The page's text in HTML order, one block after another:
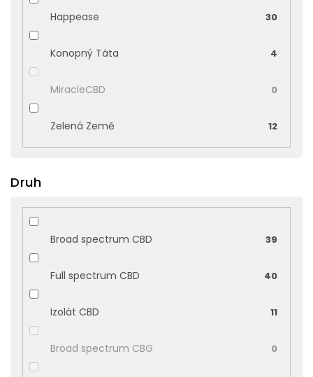
Happease 30
Konopný Táta 4
MiracleCBD 0
Zelená Země 12
Druh
Broad spectrum CBD 39
Full spectrum CBD 40
Izolát CBD 11
Broad spectrum CBG 0